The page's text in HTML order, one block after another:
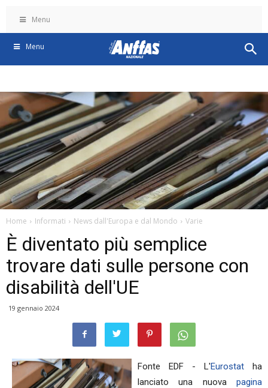
Menu
Menu
Home Informati News dall'Europa e dal Mondo Varie
È diventato più semplice
trovare dati sulle persone con
disabilità dell'UE
19 gennaio 2024
Fonte EDF - L'Eurostat ha
lanciato una nuova pagina